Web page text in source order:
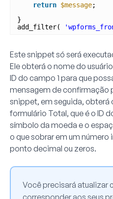
return $message;
}
add_filter(
Este snippet só será
Ele obterá o nome do
ID do campo 1 para que
mensagem de confirmação
snippet, em seguida, obterá
formulário Total, que é o ID
símbolo da moeda e o
o que sobrar em um número
ponto decimal ou zeros.
Você precisará atualizar
corresponder aos seus